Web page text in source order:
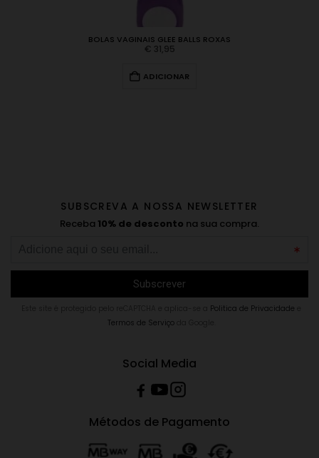
BOLAS VAGINAIS GLEE BALLS ROXAS
€ 31,95
ADICIONAR
SUBSCREVA A NOSSA NEWSLETTER
Receba 10% de desconto na sua compra.
Politica de Privacidade
Termos de Serviçoda Google.
Social Media
Métodos de Pagamento